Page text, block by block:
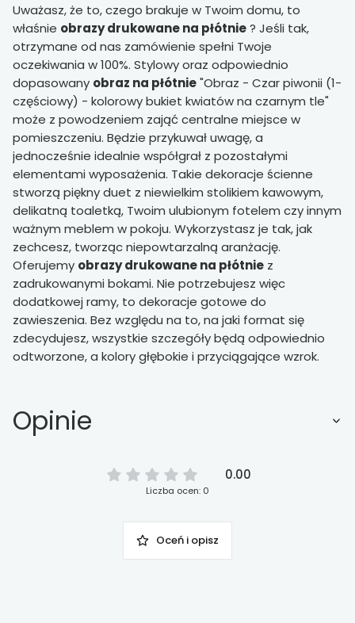
Uważasz, że to, czego brakuje w Twoim domu, to
właśnie obrazy drukowane na płótnie? Jeśli tak,
otrzymane od nas zamówienie spełni Twoje
oczekiwania w 100%. Stylowy oraz odpowiednio
dopasowany obraz na płótnie"Obraz - Czar piwonii (1-
częściowy) - kolorowy bukiet kwiatów na czarnym tle"
może z powodzeniem zająć centralne miejsce w
pomieszczeniu. Będzie przykuwał uwagę, a
jednocześnie idealnie współgrał z pozostałymi
elementami wyposażenia. Takie dekoracje ścienne
stworzą piękny duet z niewielkim stolikiem kawowym,
delikatną toaletką, Twoim ulubionym fotelem czy innym
ważnym meblem w pokoju. Wykorzystasz je tak, jak
zechcesz, tworząc niepowtarzalną aranżację.
Oferujemy obrazy drukowane na płótnie z
zadrukowanymi bokami. Nie potrzebujesz więc
dodatkowej ramy, to dekoracje gotowe do
zawieszenia. Bez względu na to, na jaki format się
zdecydujesz, wszystkie szczegóły będą odpowiednio
odtworzone, a kolory głębokie i przyciągające wzrok.
Opinie
0.00
Liczba ocen: 0
Oceń i opisz